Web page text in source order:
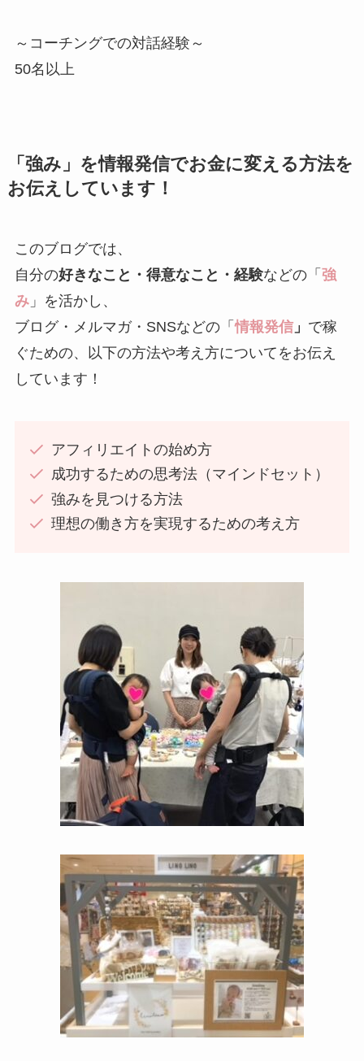
～コーチングでの対話経験～
50名以上
「強み」を情報発信でお金に変える方法を
お伝えしています！
このブログでは、
自分の好きなこと・得意なこと・経験などの「 強
み」を活かし、
ブログ・メルマガ・SNSなどの「情報発信」 で稼
ぐための、以下の方法や考え方についてをお伝え
しています！
アフィリエイトの始め方
成功するための思考法（マインドセット）
強みを見つける方法
理想の働き方を実現するための考え方